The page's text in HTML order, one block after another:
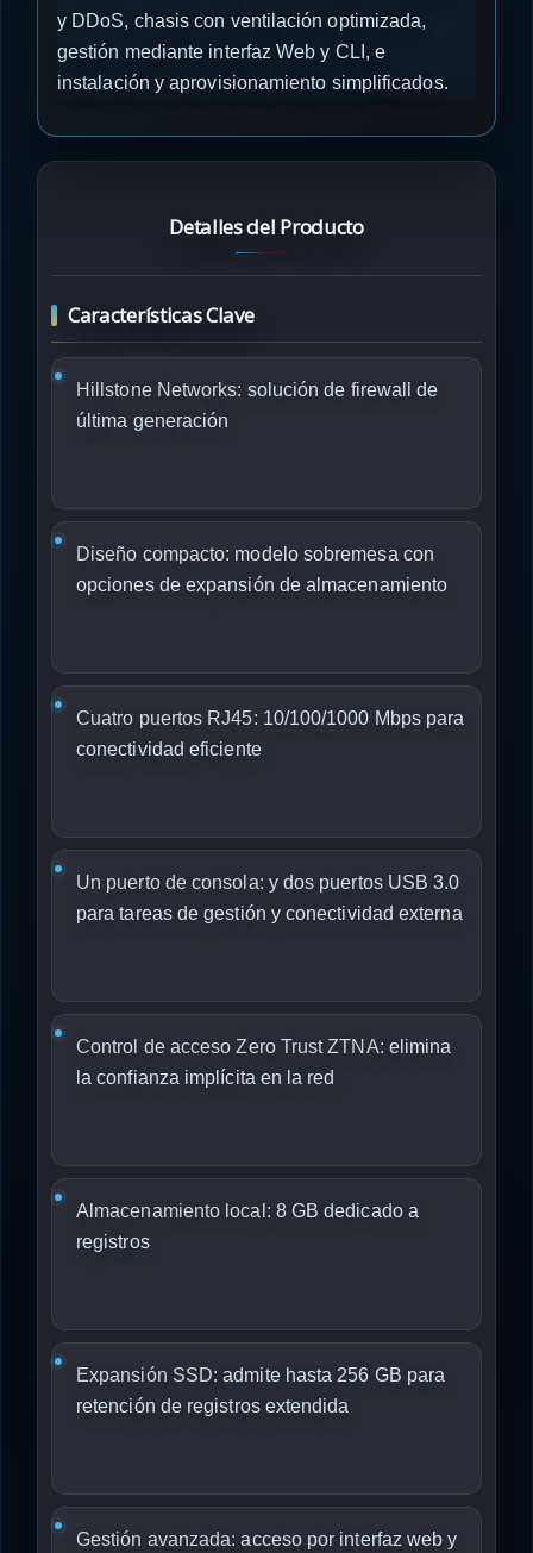
y DDoS, chasis con ventilación optimizada,
gestión mediante interfaz Web y CLI, e
instalación y aprovisionamiento simplificados.
Detalles del Producto
Características Clave
Hillstone Networks: solución de firewall de
última generación
Diseño compacto: modelo sobremesa con
opciones de expansión de almacenamiento
Cuatro puertos RJ45: 10/100/1000 Mbps para
conectividad eficiente
Un puerto de consola: y dos puertos USB 3.0
para tareas de gestión y conectividad externa
Control de acceso Zero Trust ZTNA: elimina
la confianza implícita en la red
Almacenamiento local: 8 GB dedicado a
registros
Expansión SSD: admite hasta 256 GB para
retención de registros extendida
Gestión avanzada: acceso por interfaz web y